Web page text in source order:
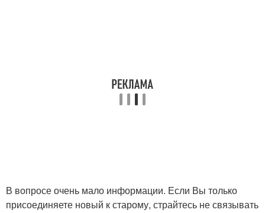
В вопросе очень мало информации. Если Вы только
присоединяете новый к старому, страйтесь не связывать